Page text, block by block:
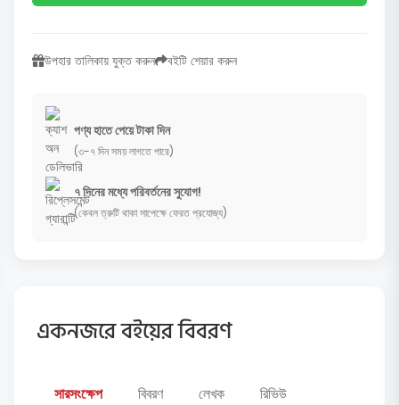
উপহার তালিকায় যুক্ত করুন বইটি শেয়ার করুন
পণ্য হাতে পেয়ে টাকা দিন
(৩-৭ দিন সময় লাগতে পারে)
৭ দিনের মধ্যে পরিবর্তনের সুযোগ!
(কেবল ত্রুটি থাকা সাপেক্ষে ফেরত প্রযোজ্য)
একনজরে বইয়ের বিবরণ
সারসংক্ষেপ বিবরণ লেখক রিভিউ